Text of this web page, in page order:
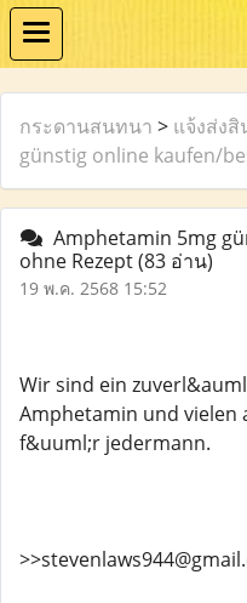
กระดานสนทนา > แจ้งส่ง
günstig online kaufen/
Amphetamin 5mg
ohne Rezept(83 อ่าน)
19 พ.ค. 2568 15:52
Wir sind ein
Amphetamin und vielen
f&uuml;r jedermann.